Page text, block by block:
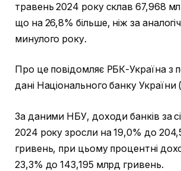
травень 2024 року склав 67,968
що на 26,8% більше, ніж за
минулого року.
Про це повідомляє РБК-Україна з
дані Національного банку
За даними НБУ, доходи банків за
2024 року зросли на 19,0% до
гривень, при цьому процентні
23,3% до 143,195 млрд гривень.